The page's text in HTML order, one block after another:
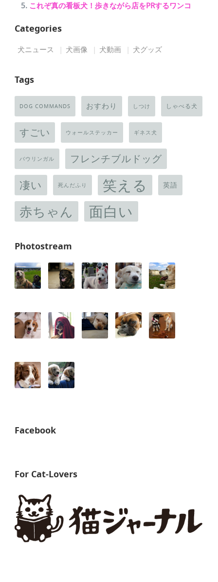
これぞ真の看板犬！歩きながら店をPRするワンコ
Categories
犬ニュース 犬画像 犬動画 犬グッズ
Tags
DOG COMMANDS おすわり しつけ しゃべる犬
すごい ウォールステッカー ギネス犬
バウリンガル フレンチブルドッグ
凄い 死んだふり 笑える 英語
赤ちゃん 面白い
Photostream
Facebook
For Cat-Lovers